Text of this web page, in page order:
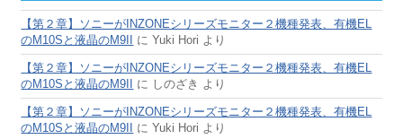
【第２章】ソニーがINZONEシリーズモニター２機種発表、有機EL
のM10Sと液晶のM9II
にYuki Hori より
【第２章】ソニーがINZONEシリーズモニター２機種発表、有機EL
のM10Sと液晶のM9II
に しのざき より
【第２章】ソニーがINZONEシリーズモニター２機種発表、有機EL
のM10Sと液晶のM9II
にYuki Hori より